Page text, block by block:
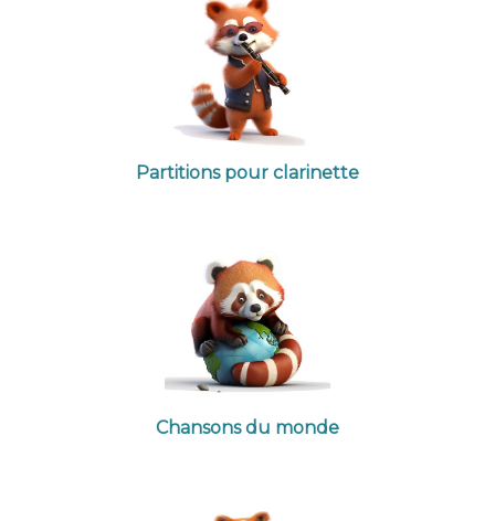
Partitions pour clarinette
Chansons du monde